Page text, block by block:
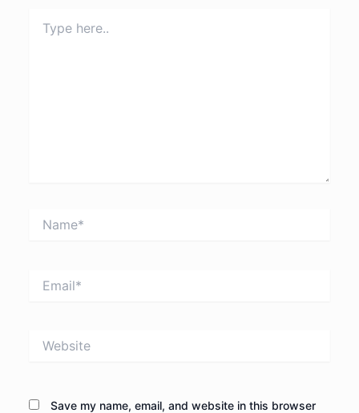
here..
Save my name, email, and website in this browser